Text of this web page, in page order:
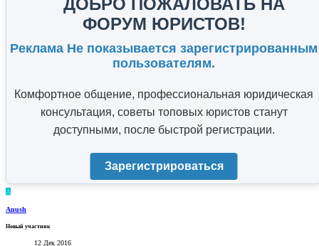
ДОБРО ПОЖАЛОВАТЬ НА
ФОРУМ ЮРИСТОВ!
Реклама Не показывается зарегистрированным
пользователям.
Комфортное общение, профессиональная юридическая
консультация, советы топовых юристов станут
доступными, после быстрой регистрации.
Зарегистрироваться
A
Anush
Новый участник
12 Дек 2016